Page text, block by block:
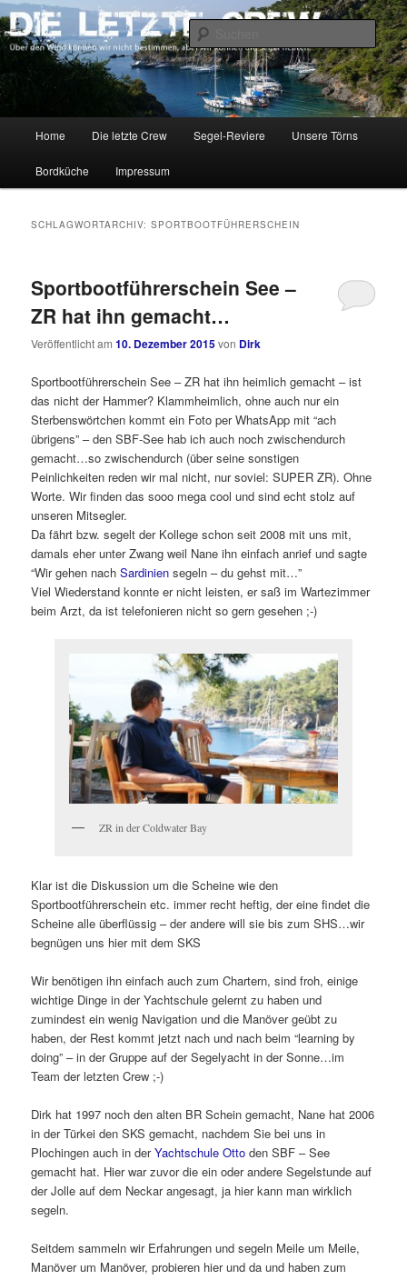
Zum
primären
Inhalt
springen
Zum
sekundären
Inhalt
springen DIE LETZTE CREW
Über den Wind können wir nicht bestimmen, aber wir können die Segel
richten.
Home Die letzte Crew Segel-Reviere Unsere Törns
Bordküche Impressum
SCHLAGWORTARCHIV:SPORTBOOTFÜHRERSCHEIN
Sportbootführerschein See –
ZR hat ihn gemacht…
Veröffentlicht am10. Dezember 2015von Dirk
Sportbootführerschein See – ZR hat ihn heimlich gemacht – ist
das nicht der Hammer? Klammheimlich, ohne auch nur ein
Sterbenswörtchen kommt ein Foto per WhatsApp mit “ach
übrigens” – den SBF-See hab ich auch noch zwischendurch
gemacht…so zwischendurch (über seine sonstigen
Peinlichkeiten reden wir mal nicht, nur soviel: SUPER ZR). Ohne
Worte. Wir finden das sooo mega cool und sind echt stolz auf
unseren Mitsegler.
Da fährt bzw. segelt der Kollege schon seit 2008 mit uns mit,
damals eher unter Zwang weil Nane ihn einfach anrief und sagte
“Wir gehen nachSardinien segeln – du gehst mit…”
Viel Wiederstand konnte er nicht leisten, er saß im Wartezimmer
beim Arzt, da ist telefonieren nicht so gern gesehen ;-)
ZR in der Coldwater Bay
Klar ist die Diskussion um die Scheine wie den
Sportbootführerschein etc. immer recht heftig, der eine findet die
Scheine alle überflüssig – der andere will sie bis zum SHS…wir
begnügen uns hier mit dem SKS
Wir benötigen ihn einfach auch zum Chartern, sind froh, einige
wichtige Dinge in der Yachtschule gelernt zu haben und
zumindest ein wenig Navigation und die Manöver geübt zu
haben, der Rest kommt jetzt nach und nach beim “learning by
doing” – in der Gruppe auf der Segelyacht in der Sonne…im
Team der letzten Crew ;-)
Dirk hat 1997 noch den alten BR Schein gemacht, Nane hat 2006
in der Türkei den SKS gemacht, nachdem Sie bei uns in
Plochingen auch in derYachtschule Otto den SBF – See
gemacht hat. Hier war zuvor die ein oder andere Segelstunde auf
der Jolle auf dem Neckar angesagt, ja hier kann man wirklich
segeln.
Seitdem sammeln wir Erfahrungen und segeln Meile um Meile,
Manöver um Manöver, probieren hier und da und haben zum